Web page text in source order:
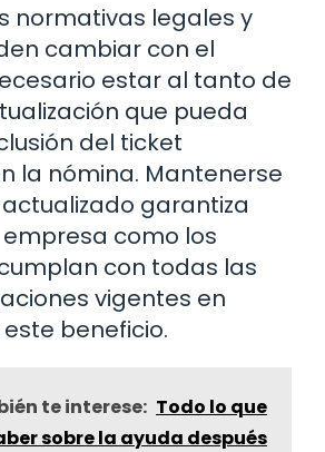
normativas legales y
cambiar con el
estar al tanto de
que pueda
del ticket
la nómina. Mantenerse
garantiza
como los
con todas las
vigentes en
beneficio.
te interese: Todo lo que
sobre la ayuda después